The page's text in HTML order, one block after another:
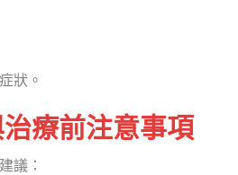
狀。
療前注意事項
議：